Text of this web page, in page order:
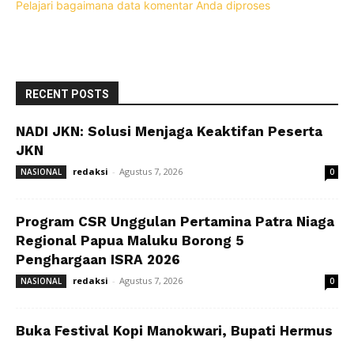
Pelajari bagaimana data komentar Anda diproses
RECENT POSTS
NADI JKN: Solusi Menjaga Keaktifan Peserta
JKN
NASIONAL redaksi - Agustus 7, 2026 0
Program CSR Unggulan Pertamina Patra Niaga
Regional Papua Maluku Borong 5
Penghargaan ISRA 2026
NASIONAL redaksi - Agustus 7, 2026 0
Buka Festival Kopi Manokwari, Bupati Hermus